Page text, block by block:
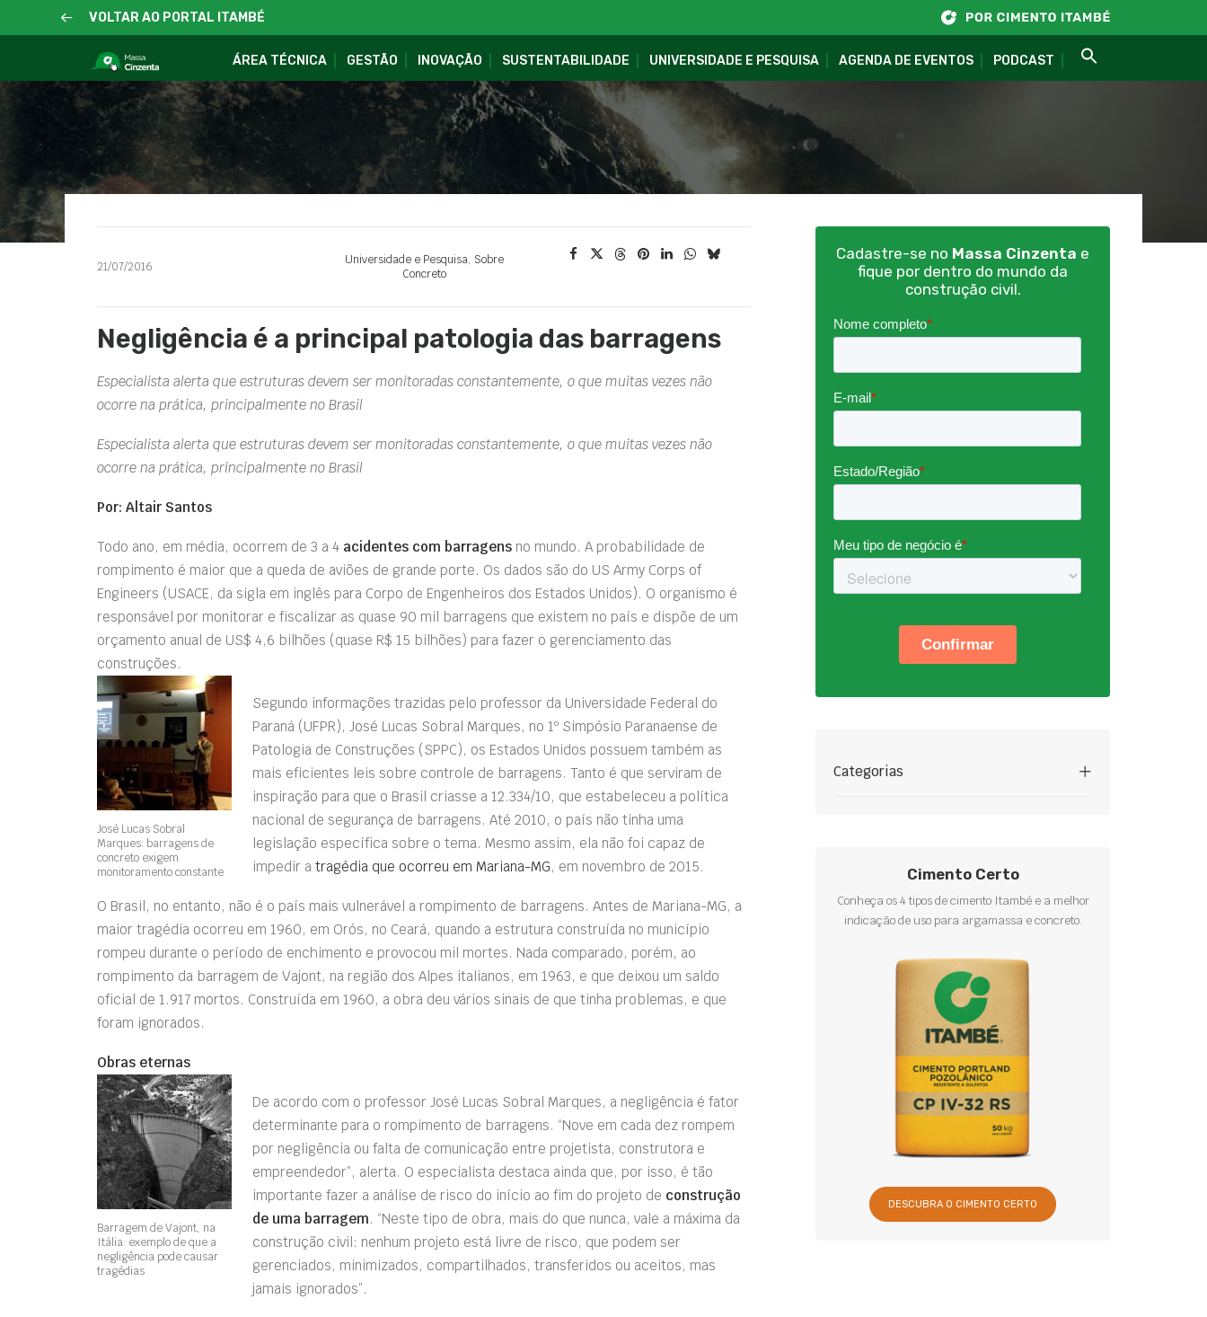
VOLTAR AO PORTAL ITAMBÉ
ÁREA TÉCNICA GESTÃO INOVAÇÃO SUSTENTABILIDADE UNIVERSIDADE E PESQUISA AGENDA DE EVENTOS PODCAST
21/07/2016 Universidade e Pesquisa, Sobre
Concreto
Negligência é a principal patologia das barragens
Especialista alerta que estruturas devem ser monitoradas constantemente, o que muitas vezes não
ocorre na prática, principalmente no Brasil
Especialista alerta que estruturas devem ser monitoradas constantemente, o que muitas vezes não
ocorre na prática, principalmente no Brasil
Por: Altair Santos
Todo ano, em média, ocorrem de 3 a 4 acidentes com barragens no mundo. A probabilidade de
rompimento é maior que a queda de aviões de grande porte. Os dados são do US Army Corps of
Engineers (USACE, da sigla em inglês para Corpo de Engenheiros dos Estados Unidos). O organismo é
responsável por monitorar e fiscalizar as quase 90 mil barragens que existem no país e dispõe de um
orçamento anual de US$ 4,6 bilhões (quase R$ 15 bilhões) para fazer o gerenciamento das
construções.
José Lucas Sobral
Marques: barragens de
concreto exigem
monitoramento constante
Segundo informações trazidas pelo professor da Universidade Federal do
Paraná (UFPR), José Lucas Sobral Marques, no 1º Simpósio Paranaense de
Patologia de Construções (SPPC), os Estados Unidos possuem também as
mais eficientes leis sobre controle de barragens. Tanto é que serviram de
inspiração para que o Brasil criasse a 12.334/10, que estabeleceu a política
nacional de segurança de barragens. Até 2010, o país não tinha uma
legislação específica sobre o tema. Mesmo assim, ela não foi capaz de
impedir a tragédia que ocorreu em Mariana-MG, em novembro de 2015.
O Brasil, no entanto, não é o país mais vulnerável a rompimento de barragens. Antes de Mariana-MG, a
maior tragédia ocorreu em 1960, em Orós, no Ceará, quando a estrutura construída no município
rompeu durante o período de enchimento e provocou mil mortes. Nada comparado, porém, ao
rompimento da barragem de Vajont, na região dos Alpes italianos, em 1963, e que deixou um saldo
oficial de 1.917 mortos. Construída em 1960, a obra deu vários sinais de que tinha problemas, e que
foram ignorados.
Obras eternas
Barragem de Vajont, na
Itália: exemplo de que a
negligência pode causar
tragédias
De acordo com o professor José Lucas Sobral Marques, a negligência é fator
determinante para o rompimento de barragens. “Nove em cada dez rompem
por negligência ou falta de comunicação entre projetista, construtora e
empreendedor”, alerta. O especialista destaca ainda que, por isso, é tão
importante fazer a análise de risco do início ao fim do projeto de construção
de uma barragem. “Neste tipo de obra, mais do que nunca, vale a máxima da
construção civil: nenhum projeto está livre de risco, que podem ser
gerenciados, minimizados, compartilhados, transferidos ou aceitos, mas
jamais ignorados”.
Cadastre-se no Massa Cinzenta e
fique por dentro do mundo da
construção civil.
Categorias
Cimento Certo
Conheça os 4 tipos de cimento Itambé e a melhor
indicação de uso para argamassa e concreto.
DESCUBRA O CIMENTO CERTO